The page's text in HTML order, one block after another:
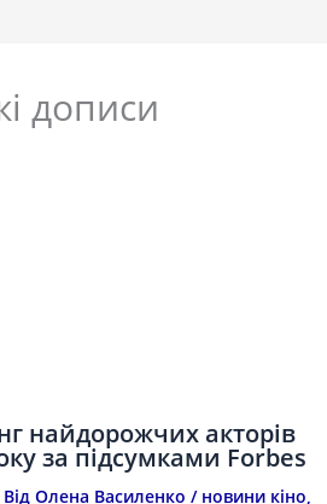
дописи
найдорожчих акторів
за підсумками Forbes
Олена Василенко / новини кіно,